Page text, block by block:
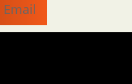
Email